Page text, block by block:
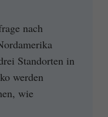
nach
Standorten in
werden
wie